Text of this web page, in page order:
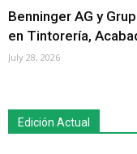
Benninger AG y
en Tintorería,
July 28, 2026
Edición Actual